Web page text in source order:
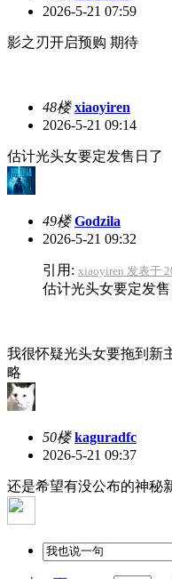
2026-5-21 07:59
影之刃开启预购 期待
48楼 xiaoyiren
2026-5-21 09:14
估计光头女要定发售日了
49楼 Godzila
2026-5-21 09:32
引用: xiaoyiren 发表于
估计光头女要定发售
我很怀疑光头女要拖到新
略
50楼 kaguradfc
2026-5-21 09:37
还是希望有没公布的神秘